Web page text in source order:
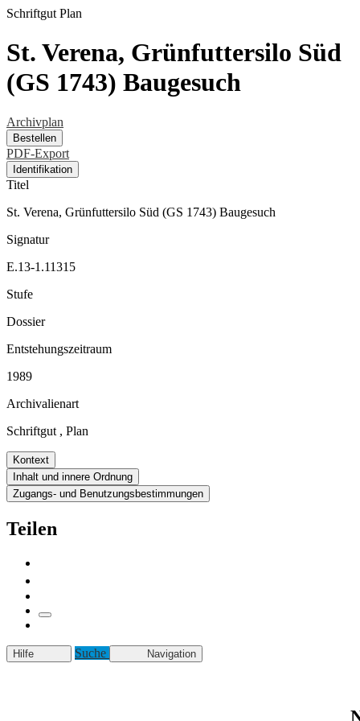
Schriftgut Plan
St. Verena, Grünfuttersilo Süd
(GS 1743) Baugesuch
Archivplan
Bestellen
PDF-Export
Identifikation
Titel
St. Verena, Grünfuttersilo Süd (GS 1743) Baugesuch
Signatur
E.13-1.11315
Stufe
Dossier
Entstehungszeitraum
1989
Archivalienart
Schriftgut , Plan
Kontext
Inhalt und innere Ordnung
Zugangs- und Benutzungsbestimmungen
Teilen
Hilfe Suche Navigation